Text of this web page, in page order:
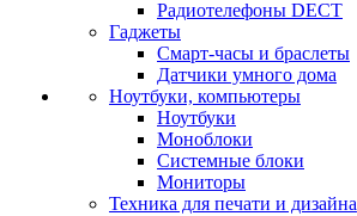
Радиотелефоны DECT
Гаджеты
Смарт-часы и браслеты
Датчики умного дома
Ноутбуки, компьютеры
Ноутбуки
Моноблоки
Системные блоки
Мониторы
Техника для печати и дизайна